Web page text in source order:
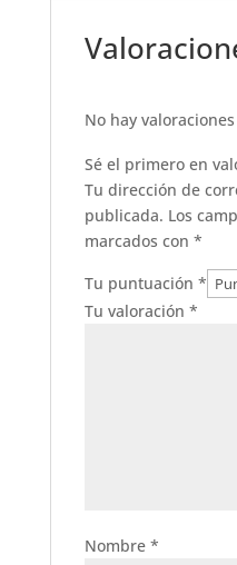
No hay
Sé el primero en
Tu dirección de
publicada. Los
marcados con *
Tu puntuación *
Tu valoración *
Nombre *